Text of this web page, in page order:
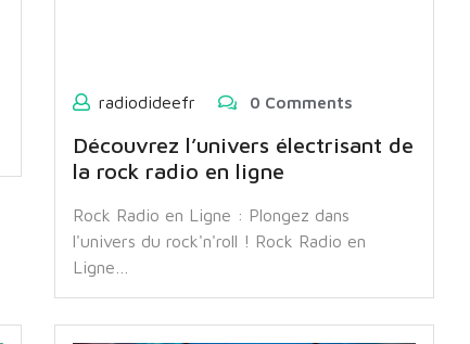
radiodideefr 0 Comments
Découvrez l’univers électrisant de
la rock radio en ligne
Rock Radio en Ligne : Plongez dans
l'univers du rock'n'roll ! Rock Radio en
Ligne…